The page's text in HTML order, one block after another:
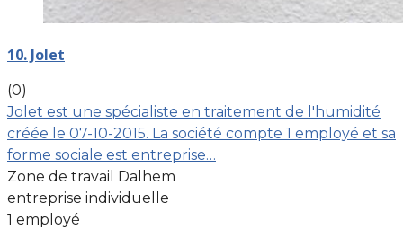
10. Jolet
(0)
Jolet est une spécialiste en traitement de l'humidité
créée le 07-10-2015. La société compte 1 employé et sa
forme sociale est entreprise…
Zone de travail Dalhem
entreprise individuelle
1 employé